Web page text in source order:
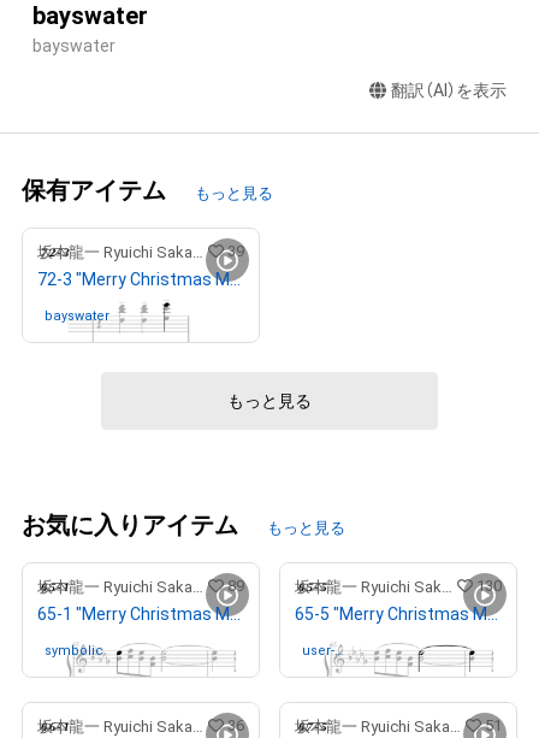
bayswater
bayswater
翻訳（AI）を表示
保有アイテム もっと見る
坂本龍一 Ryuichi Sakamoto 39
72-3 "Merry Christmas Mr. Lawrence" Ryuichi Sakamoto 坂本 龍一
bayswaterさんが保有中
もっと見る
お気に入りアイテム もっと見る
坂本龍一 Ryuichi Sakamoto 89
65-1 "Merry Christmas Mr. Lawrence" Ryuichi Sakamoto 坂本 龍一
symbolicさんが保有中
坂本龍一 Ryuichi Sakamoto 130
65-5 "Merry Christmas Mr. Lawrence" Ryuichi Sakamoto 坂本 龍一
user-
35b05aae
さんが保有中
坂本龍一 Ryuichi Sakamoto 36 坂本龍一 Ryuichi Sakamoto 51